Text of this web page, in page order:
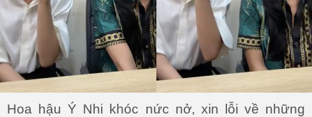
Hoa hậu Ý Nhi khóc nức nở, xin lỗi về những